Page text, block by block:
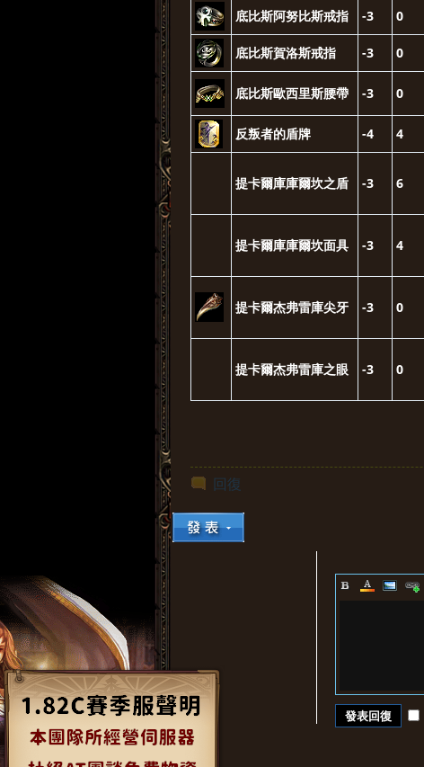
底比斯阿努比斯戒指 -3 0
底比斯賀洛斯戒指 -3 0
底比斯歐西里斯腰帶 -3 0
反叛者的盾牌
-4 4
提卡爾庫庫爾坎之盾 -3 6
提卡爾庫庫爾坎面具 -3 4
提卡爾杰弗雷庫尖牙 -3 0
提卡爾杰弗雷庫之眼 -3 0
回復
發表回復